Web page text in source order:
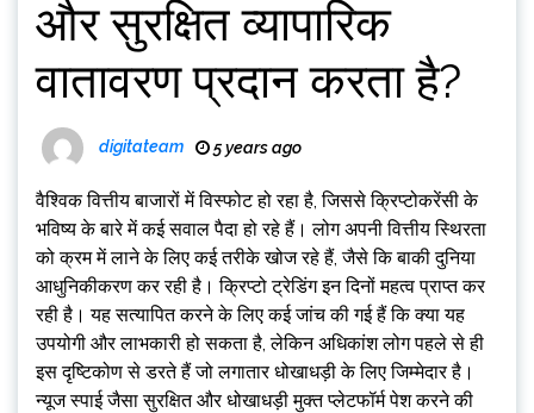
और सुरक्षित व्यापारिक
वातावरण प्रदान करता है?
digitateam 5 years ago
वैश्विक वित्तीय बाजारों में विस्फोट हो रहा है, जिससे क्रिप्टोकरेंसी के
भविष्य के बारे में कई सवाल पैदा हो रहे हैं। लोग अपनी वित्तीय स्थिरता
को क्रम में लाने के लिए कई तरीके खोज रहे हैं, जैसे कि बाकी दुनिया
आधुनिकीकरण कर रही है। क्रिप्टो ट्रेडिंग इन दिनों महत्व प्राप्त कर
रही है। यह सत्यापित करने के लिए कई जांच की गई हैं कि क्या यह
उपयोगी और लाभकारी हो सकता है, लेकिन अधिकांश लोग पहले से ही
इस दृष्टिकोण से डरते हैं जो लगातार धोखाधड़ी के लिए जिम्मेदार है।
न्यूज स्पाई जैसा सुरक्षित और धोखाधड़ी मुक्त प्लेटफॉर्म पेश करने की